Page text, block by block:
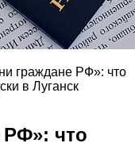
граждане РФ»: что
в Луганск
РФ»: что